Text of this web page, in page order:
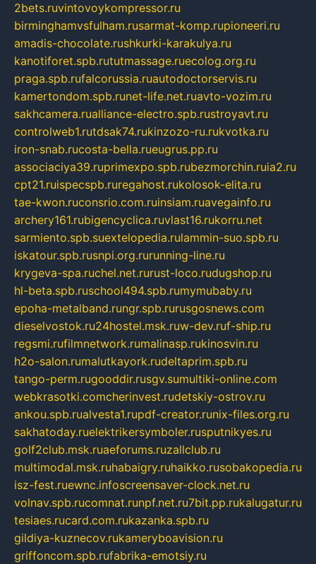
2bets.ruvintovoykompressor.ru
birminghamvsfulham.rusarmat-komp.rupioneeri.ru
amadis-chocolate.rushkurki-karakulya.ru
kanotiforet.spb.rututmassage.ruecolog.org.ru
praga.spb.rufalcorussia.ruautodoctorservis.ru
kamertondom.spb.runet-life.net.ruavto-vozim.ru
sakhcamera.rualliance-electro.spb.rustroyavt.ru
controlweb1.rutdsak74.rukinzozo-ru.rukvotka.ru
iron-snab.rucosta-bella.rueugrus.pp.ru
associaciya39.ruprimexpo.spb.rubezmorchin.ruia2.ru
cpt21.ruispecspb.ruregahost.rukolosok-elita.ru
tae-kwon.ruconsrio.com.ruinsiam.ruavegainfo.ru
archery161.rubigencyclica.ruvlast16.rukorru.net
sarmiento.spb.suextelopedia.rulammin-suo.spb.ru
iskatour.spb.rusnpi.org.rurunning-line.ru
krygeva-spa.ruchel.net.rurust-loco.rudugshop.ru
hl-beta.spb.ruschool494.spb.rumymubaby.ru
epoha-metalband.rungr.spb.rurusgosnews.com
dieselvostok.ru24hostel.msk.ruw-dev.ruf-ship.ru
regsmi.rufilmnetwork.rumalinasp.rukinosvin.ru
h2o-salon.rumalutkayork.rudeltaprim.spb.ru
tango-perm.rugooddir.rusgv.sumultiki-online.com
webkrasotki.comcherinvest.rudetskiy-ostrov.ru
ankou.spb.rualvesta1.rupdf-creator.runix-files.org.ru
sakhatoday.ruelektrikersymboler.rusputnikyes.ru
golf2club.msk.ruaeforums.ruzallclub.ru
multimodal.msk.ruhabaigry.ruhaikko.rusobakopedia.ru
isz-fest.ruewnc.infoscreensaver-clock.net.ru
volnav.spb.rucomnat.runpf.net.ru7bit.pp.rukalugatur.ru
tesiaes.rucard.com.rukazanka.spb.ru
gildiya-kuznecov.rukameryboavision.ru
griffoncom.spb.rufabrika-emotsiy.ru